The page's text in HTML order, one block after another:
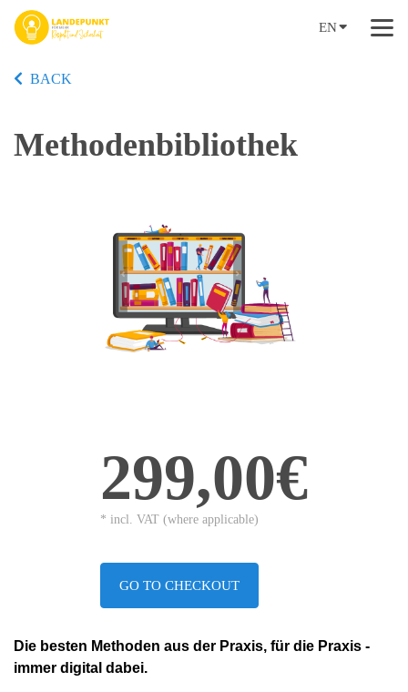
EN
BACK
Methodenbibliothek
299,00€
* incl. VAT (where applicable)
GO TO CHECKOUT
Die besten Methoden aus der Praxis, für die Praxis -
immer digital dabei.